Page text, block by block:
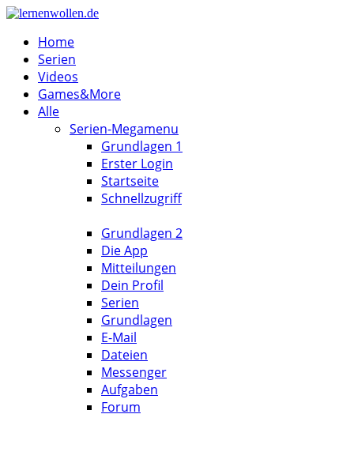
Home
Serien
Videos
Games&More
Alle
Serien-Megamenu
Grundlagen 1
Erster Login
Startseite
Schnellzugriff
Grundlagen 2
Die App
Mitteilungen
Dein Profil
Serien
Grundlagen
E-Mail
Dateien
Messenger
Aufgaben
Forum